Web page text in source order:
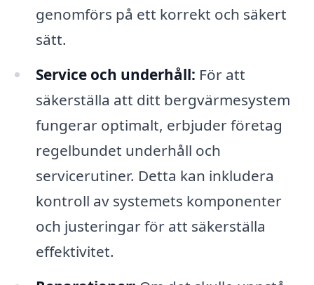
genomförs på ett korrekt och säkert
sätt.
Service och underhåll: För att
säkerställa att ditt bergvärmesystem
fungerar optimalt, erbjuder företag
regelbundet underhåll och
servicerutiner. Detta kan inkludera
kontroll av systemets komponenter
och justeringar för att säkerställa
effektivitet.